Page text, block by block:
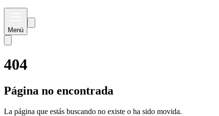
Menú
404
Página no encontrada
La página que estás buscando no existe o ha sido movida.